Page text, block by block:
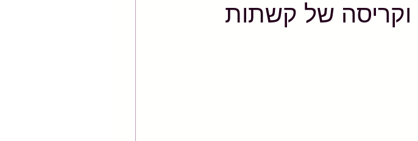
וקריסה של קשתות